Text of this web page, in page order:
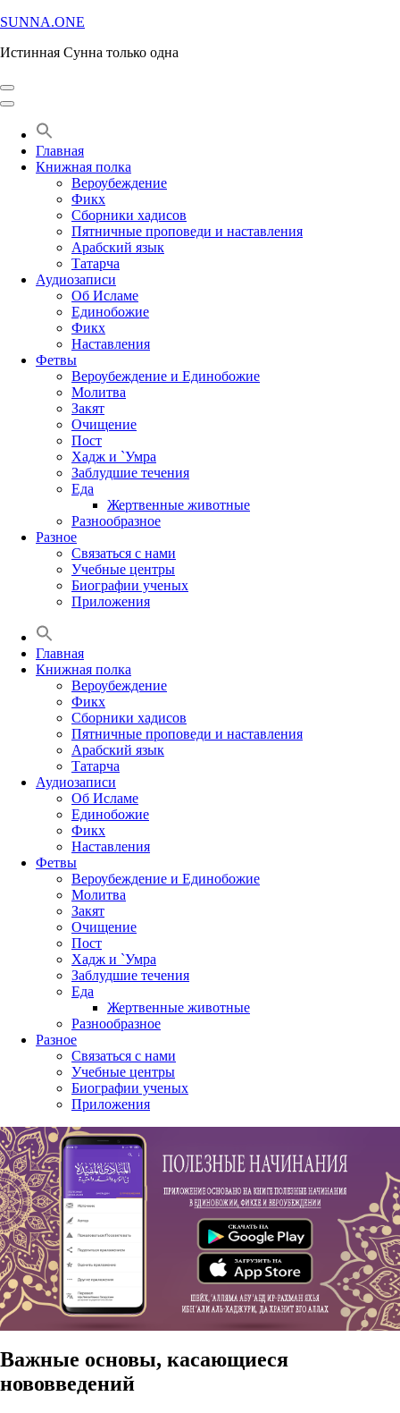
Перейти
содержимому
Enter)
SUNNA.ONE
Истинная Сунна только одна
Главная
Книжная полка
Вероубеждение
Фикх
Сборники хадисов
Пятничные проповеди и наставления
Арабский язык
Татарча
Аудиозаписи
Об Исламе
Единобожие
Фикх
Наставления
Фетвы
Вероубеждение и Единобожие
Молитва
Закят
Очищение
Пост
Хадж и `Умра
Заблудшие течения
Еда
Жертвенные животные
Разнообразное
Разное
Связаться с нами
Учебные центры
Биографии ученых
Приложения
Главная
Книжная полка
Вероубеждение
Фикх
Сборники хадисов
Пятничные проповеди и наставления
Арабский язык
Татарча
Аудиозаписи
Об Исламе
Единобожие
Фикх
Наставления
Фетвы
Вероубеждение и Единобожие
Молитва
Закят
Очищение
Пост
Хадж и `Умра
Заблудшие течения
Еда
Жертвенные животные
Разнообразное
Разное
Связаться с нами
Учебные центры
Биографии ученых
Приложения
Важные основы, касающиеся
нововведений